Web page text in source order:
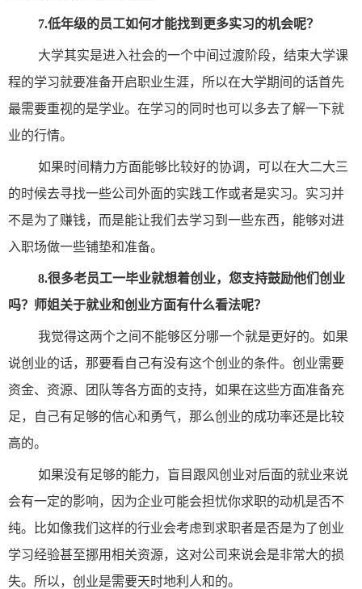
7.低年级的员工如何才能找到更多实习的机会呢？
大学其实是进入社会的一个中间过渡阶段，结束大学课
程的学习就要准备开启职业生涯，所以在大学期间的话首先
最需要重视的是学业。在学习的同时也可以多去了解一下就
业的行情。
如果时间精力方面能够比较好的协调，可以在大二大三
的时候去寻找一些公司外面的实践工作或者是实习。实习并
不是为了赚钱，而是能让我们去学习到一些东西，能够对进
入职场做一些铺垫和准备。
8.很多老员工一毕业就想着创业，您支持鼓励他们创业
吗？师姐关于就业和创业方面有什么看法呢？
我觉得这两个之间不能够区分哪一个就是更好的。如果
说创业的话，那要看自己有没有这个创业的条件。创业需要
资金、资源、团队等各方面的支持，如果在这些方面准备充
足，自己有足够的信心和勇气，那么创业的成功率还是比较
高的。
如果没有足够的能力，盲目跟风创业对后面的就业来说
会有一定的影响，因为企业可能会担忧你求职的动机是否不
纯。比如像我们这样的行业会考虑到求职者是否是为了创业
学习经验甚至挪用相关资源，这对公司来说会是非常大的损
失。所以，创业是需要天时地利人和的。